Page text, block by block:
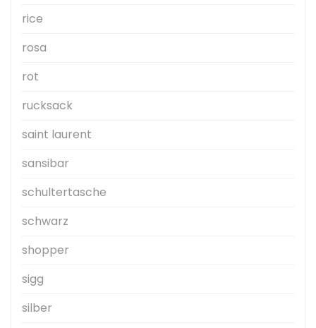
rice
rosa
rot
rucksack
saint laurent
sansibar
schultertasche
schwarz
shopper
sigg
silber